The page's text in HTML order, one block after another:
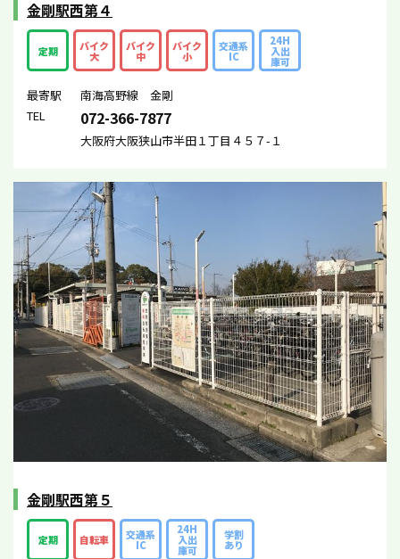
金剛駅西第４
定期 バイク
大
バイク
中
バイク
小
交通系
IC
24H
入出
庫可
最寄駅
南海高野線 金剛
TEL
072-366-7877
大阪府大阪狭山市半田１丁目４５７-１
金剛駅西第５
定期 自転車 交通系
IC
24H
入出
庫可
学割
あり